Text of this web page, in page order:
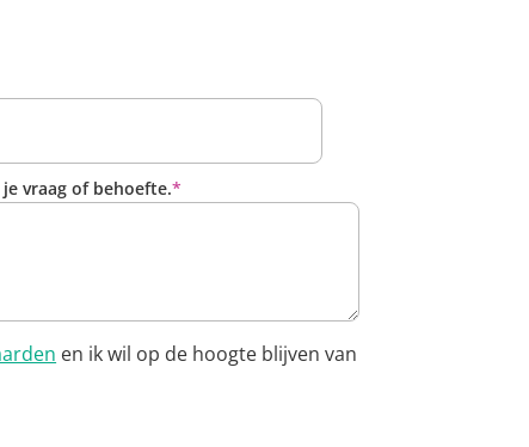
vraag of behoefte.*
en ik wil op de hoogte blijven van